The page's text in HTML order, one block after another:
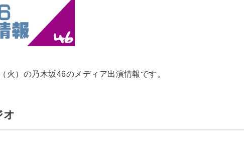
火）の乃木坂46のメディア出演情報です。
オ